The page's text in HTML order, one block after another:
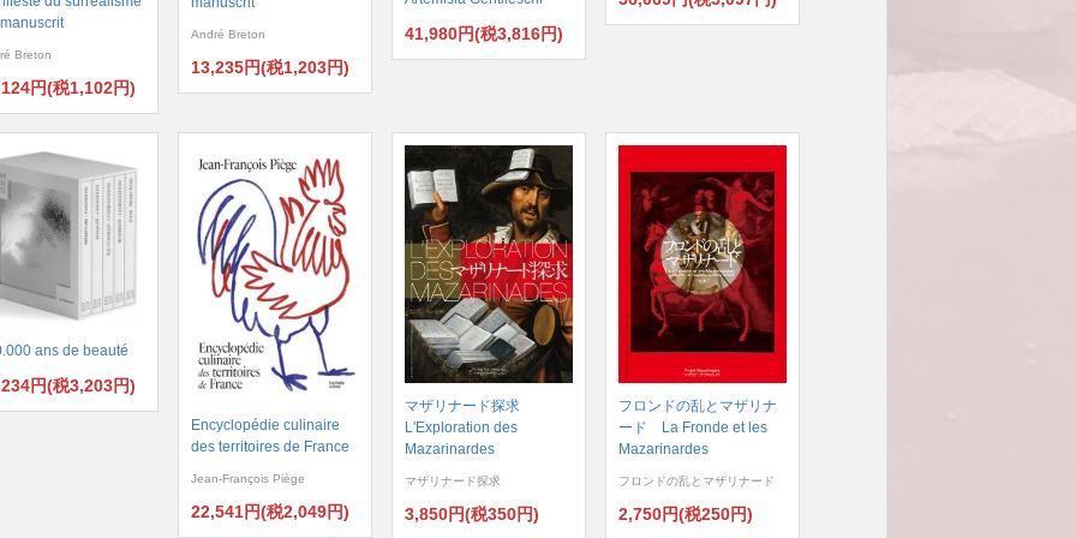
Breton
円(税1,102円)
André Breton
13,235円(税1,203円)
41,980円(税3,816円)
ans de beauté
円(税3,203円)
Encyclopédie culinaire
des territoires de France
Jean-François Piège
22,541円(税2,049円)
マザリナード探求
L'Exploration des
Mazarinardes
マザリナード探求
3,850円(税350円)
フロンドの乱とマザリナ
ード La Fronde et les
Mazarinardes
フロンドの乱とマザリナード
2,750円(税250円)